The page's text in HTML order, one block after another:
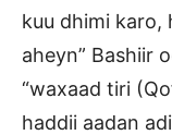
kuu dhimi karo,
aheyn” Bashiir
“waxaad tiri
haddii aadan